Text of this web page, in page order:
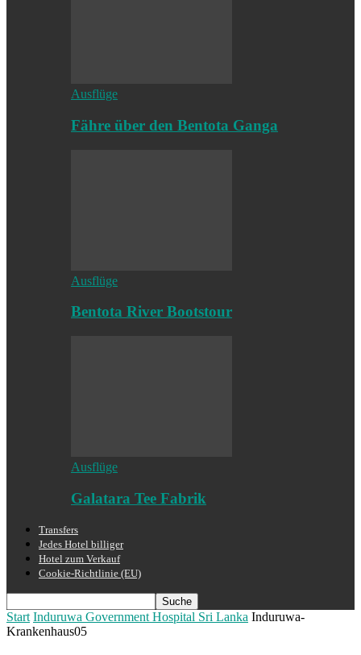
Ausflüge
Fähre über den Bentota Ganga
Ausflüge
Bentota River Bootstour
Ausflüge
Galatara Tee Fabrik
Transfers
Jedes Hotel billiger
Hotel zum Verkauf
Cookie-Richtlinie (EU)
Start Induruwa Government Hospital Sri Lanka Induruwa-
Krankenhaus05